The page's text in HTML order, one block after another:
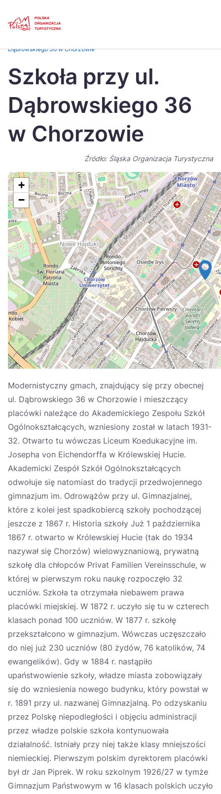
Česká
Dansk
Italiano
日本
Português
Suomi
Україна
Zamknij
Dąbrowskiego 36 w Chorzowie
Szkoła przy ul.
Dąbrowskiego 36
w Chorzowie
Źródło: Śląska Organizacja Turystyczna
+
−
Modernistyczny gmach, znajdujący się przy obecnej
ul. Dąbrowskiego 36 w Chorzowie i mieszczący
placówki należące do Akademickiego Zespołu Szkół
Ogólnokształcących, wzniesiony został w latach 1931-
32. Otwarto tu wówczas Liceum Koedukacyjne im.
Josepha von Eichendorffa w Królewskiej Hucie.
Akademicki Zespół Szkół Ogólnokształcących
odwołuje się natomiast do tradycji przedwojennego
gimnazjum im. Odrowążów przy ul. Gimnazjalnej,
które z kolei jest spadkobiercą szkoły pochodzącej
jeszcze z 1867 r. Historia szkoły Już 1 października
1867 r. otwarto w Królewskiej Hucie (tak do 1934
nazywał się Chorzów) wielowyznaniową, prywatną
szkołę dla chłopców Privat Familien Vereinsschule, w
której w pierwszym roku naukę rozpoczęło 32
uczniów. Szkoła ta otrzymała niebawem prawa
placówki miejskiej. W 1872 r. uczyło się tu w czterech
klasach ponad 100 uczniów. W 1877 r. szkołę
przekształcono w gimnazjum. Wówczas uczęszczało
do niej już 230 uczniów (80 żydów, 76 katolików, 74
ewangelików). Gdy w 1884 r. nastąpiło
upaństwowienie szkoły, władze miasta zobowiązały
się do wzniesienia nowego budynku, który powstał w
r. 1891 przy ul. nazwanej Gimnazjalną. Po odzyskaniu
przez Polskę niepodległości i objęciu administracji
przez władze polskie szkoła kontynuowała
działalność. Istniały przy niej także klasy mniejszości
niemieckiej. Pierwszym polskim dyrektorem placówki
był dr Jan Piprek. W roku szkolnym 1926/27 w tymże
Gimnazjum Państwowym w 16 klasach polskich uczyło